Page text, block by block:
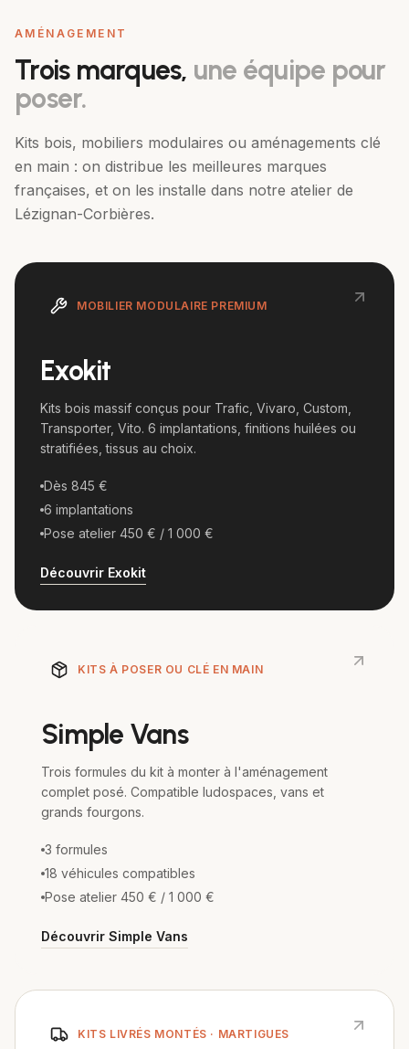
AMÉNAGEMENT
Trois marques, une équipe pour
poser.
Kits bois, mobiliers modulaires ou aménagements clé
en main : on distribue les meilleures marques
françaises, et on les installe dans notre atelier de
Lézignan-Corbières.
MOBILIER MODULAIRE PREMIUM
Exokit
Kits bois massif conçus pour Trafic, Vivaro, Custom,
Transporter, Vito. 6 implantations, finitions huilées ou
stratifiées, tissus au choix.
Dès 845 €
6 implantations
Pose atelier 450 € / 1 000 €
Découvrir Exokit
KITS À POSER OU CLÉ EN MAIN
Simple Vans
Trois formules du kit à monter à l'aménagement
complet posé. Compatible ludospaces, vans et
grands fourgons.
3 formules
18 véhicules compatibles
Pose atelier 450 € / 1 000 €
Découvrir Simple Vans
KITS LIVRÉS MONTÉS · MARTIGUES